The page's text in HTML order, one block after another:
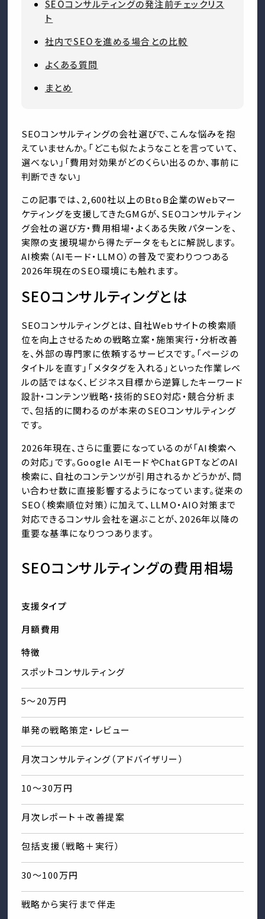
SEOコンサルティングの発注前チェックリス
ト
社内でSEOを進める場合との比較
よくある質問
まとめ
SEOコンサルティングの会社選びで、こんな悩みを抱
えていませんか。「どこも似たようなことを言っていて、
選べない」「費用対効果がどのくらい出るのか、事前に
判断できない」
この記事では、2,600社以上のBtoB企業のWebマー
ケティングを支援してきたGMGが、SEOコンサルティン
グ会社の選び方・費用相場・よくある失敗パターンを、
実際の支援現場から得たデータをもとに解説します。
AI検索（AIモード・LLMO）の普及で変わりつつある
2026年現在のSEO環境にも触れます。
SEOコンサルティングとは
SEOコンサルティングとは、自社Webサイトの検索順
位を向上させるための戦略立案・施策実行・分析改善
を、外部の専門家に依頼するサービスです。「ページの
タイトルを直す」「メタタグを入れる」といった作業レベ
ルの話ではなく、ビジネス目標から逆算したキーワード
設計・コンテンツ戦略・技術的SEO対応・競合分析ま
で、包括的に関わるのが本来のSEOコンサルティング
です。
2026年現在、さらに重要になっているのが「AI検索へ
の対応」です。Google AIモードやChatGPTなどのAI
検索に、自社のコンテンツが引用されるかどうかが、問
い合わせ数に直接影響するようになっています。従来の
SEO（検索順位対策）に加えて、LLMO・AIO対策まで
対応できるコンサル会社を選ぶことが、2026年以降の
重要な基準になりつつあります。
SEOコンサルティングの費用相場
支援タイプ
月額費用
特徴
スポットコンサルティング
5〜20万円
単発の戦略策定・レビュー
月次コンサルティング（アドバイザリー）
10〜30万円
月次レポート＋改善提案
包括支援（戦略＋実行）
30〜100万円
戦略から実行まで伴走